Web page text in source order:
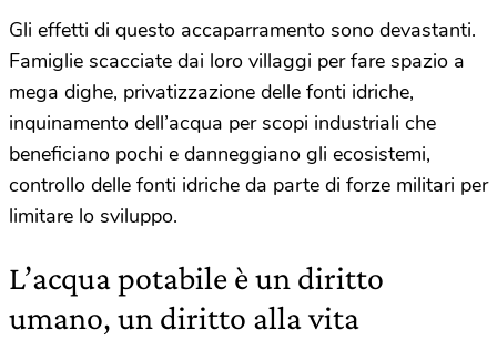
Gli effetti di questo accaparramento sono devastanti.
Famiglie scacciate dai loro villaggi per fare spazio a
mega dighe, privatizzazione delle fonti idriche,
inquinamento dell’acqua per scopi industriali che
beneficiano pochi e danneggiano gli ecosistemi,
controllo delle fonti idriche da parte di forze militari per
limitare lo sviluppo.
L’acqua potabile è un diritto
umano, un diritto alla vita